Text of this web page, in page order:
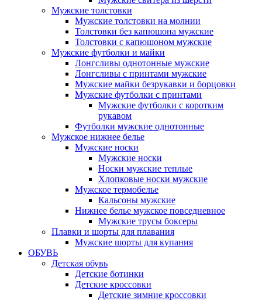
Мужские толстовки
Мужские толстовки на молнии
Толстовки без капюшона мужские
Толстовки с капюшоном мужские
Мужские футболки и майки
Лонгсливы однотонные мужские
Лонгсливы с принтами мужские
Мужские майки безрукавки и борцовки
Мужские футболки с принтами
Мужские футболки с коротким
рукавом
Футболки мужские однотонные
Мужское нижнее белье
Мужские носки
Мужские носки
Носки мужские теплые
Хлопковые носки мужские
Мужское термобелье
Кальсоны мужские
Нижнее белье мужское повседневное
Мужские трусы боксеры
Плавки и шорты для плавания
Мужские шорты для купания
ОБУВЬ
Детская обувь
Детские ботинки
Детские кроссовки
Детские зимние кроссовки